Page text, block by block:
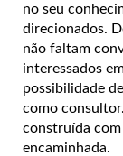
no seu
direcionados.
não faltam
interessados
possibilidade
como
construída
encaminhada.